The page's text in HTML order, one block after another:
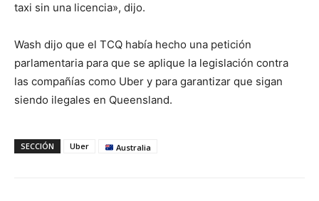
taxi sin una licencia», dijo.
Wash dijo que el TCQ había hecho una petición
parlamentaria para que se aplique la legislación contra
las compañías como Uber y para garantizar que sigan
siendo ilegales en Queensland.
SECCIÓN Uber Australia